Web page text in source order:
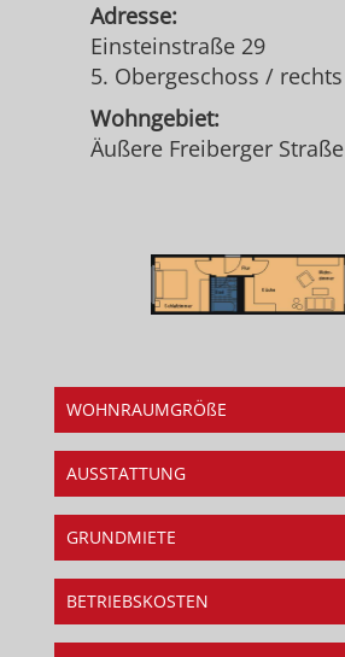
Adresse:
Einsteinstraße 29
5. Obergeschoss / rechts
Wohngebiet:
Äußere Freiberger Straße
WOHNRAUMGRÖßE
AUSSTATTUNG
GRUNDMIETE
BETRIEBSKOSTEN